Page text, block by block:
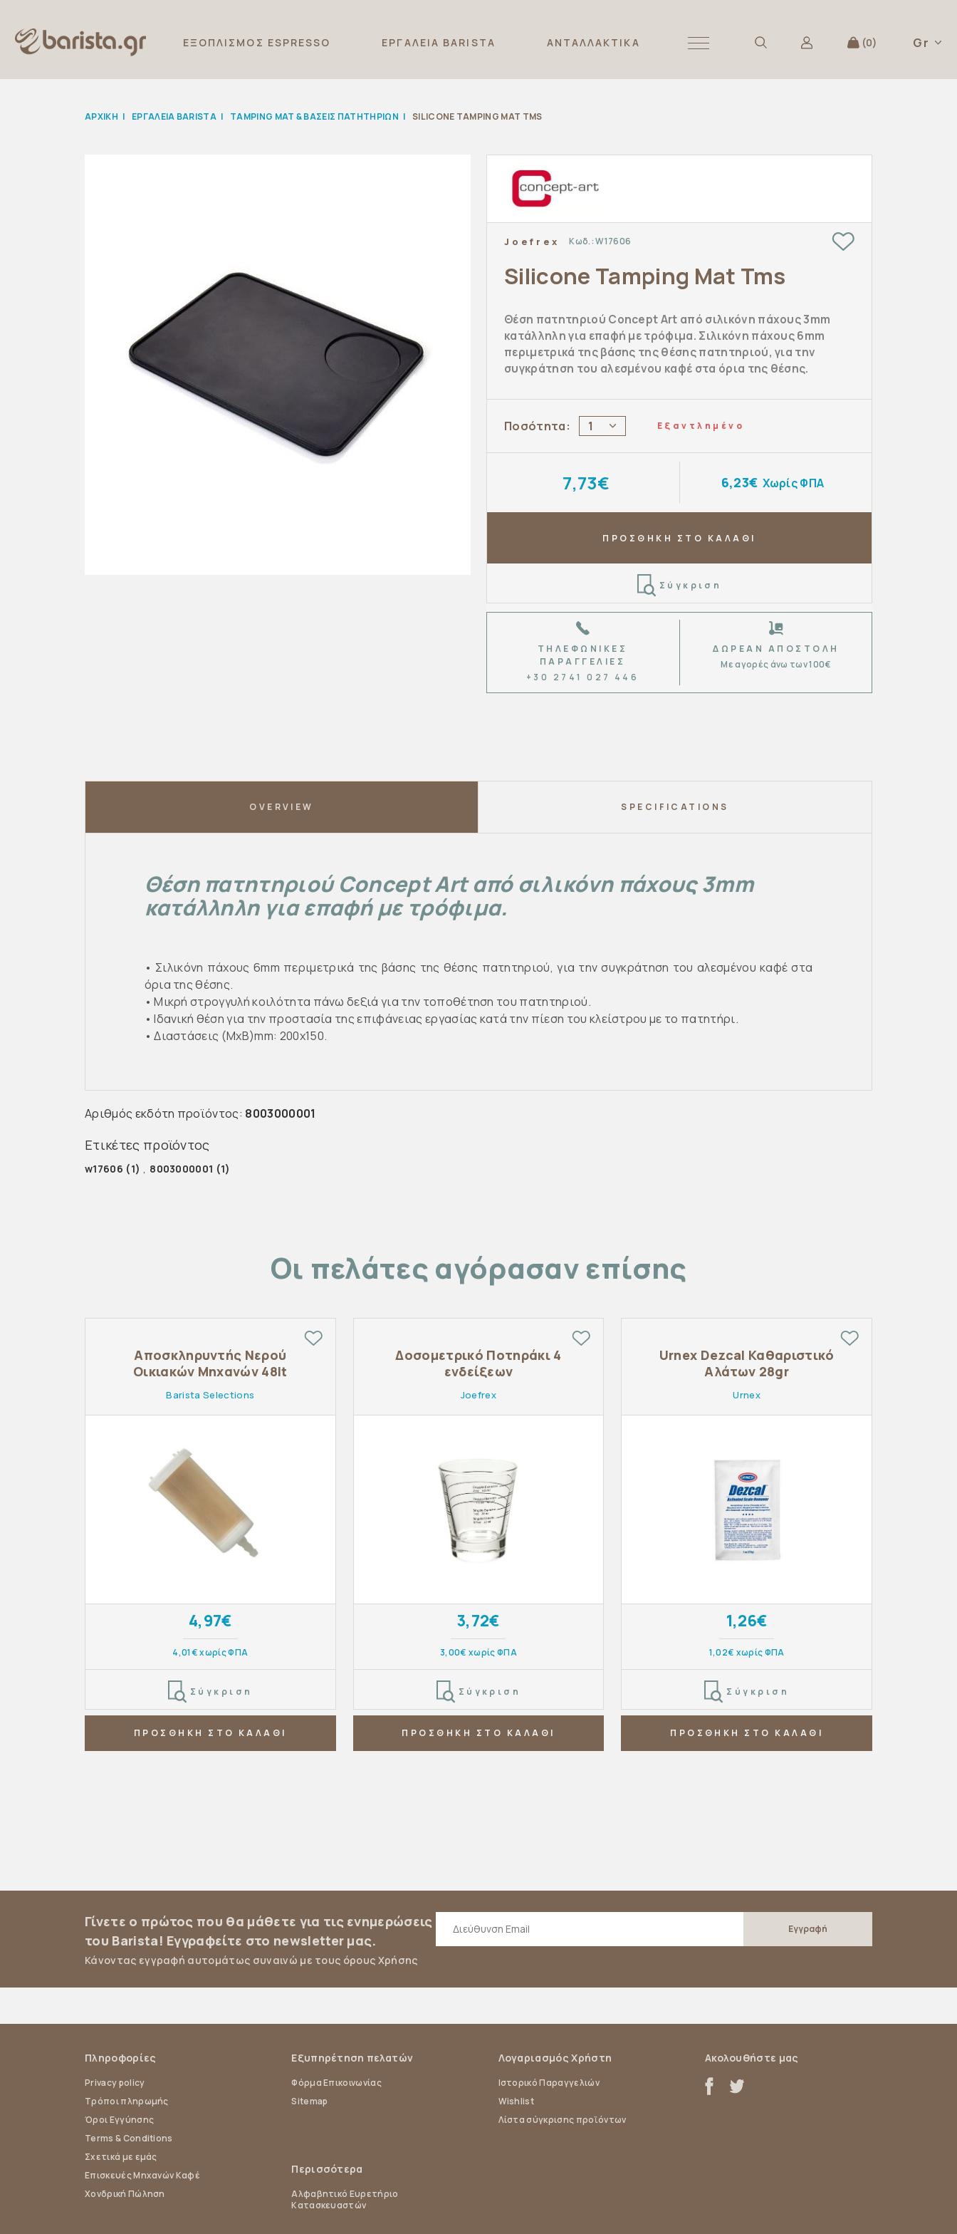
ΕΞΟΠΛΙΣΜΟΣ ESPRESSO ΕΡΓΑΛΕΙΑ BARISTA ΑΝΤΑΛΛΑΚΤΙΚΑ 0 Gr
ΑΡΧΙΚΉ | ΕΡΓΑΛΕΙΑ BARISTA | TAMPING MAT & ΒΑΣΕΙΣ ΠΑΤΗΤΗΡΙΩΝ | SILICONE TAMPING MAT TMS
Joefrex Κωδ.:W17606
Silicone Tamping Mat Tms
Θέση πατητηριού Concept Art από σιλικόνη πάχους 3mm
κατάλληλη για επαφή με τρόφιμα. Σιλικόνη πάχους 6mm
περιμετρικά της βάσης της θέσης πατητηριού, για την
συγκράτηση του αλεσμένου καφέ στα όρια της θέσης.
Ποσότητα: 1 Εξαντλημένο
7,73€ 6,23€ Χωρίς ΦΠΑ
ΠΡΟΣΘΗΚΗ ΣΤΟ ΚΑΛΑΘΙ
Σύγκριση
ΤΗΛΕΦΩΝΙΚΈΣ
ΠΑΡΑΓΓΕΛΊΕΣ
+30 2741 027 446
ΔΩΡΕΆΝ ΑΠΟΣΤΟΛΉ
Με αγορές άνω των 100€
OVERVIEW
Θέση πατητηριού Concept Art από σιλικόνη πάχους 3mm
κατάλληλη για επαφή με τρόφιμα.
• Σιλικόνη πάχους 6mm περιμετρικά της βάσης της θέσης πατητηριού, για την συγκράτηση του αλεσμένου καφέ στα
όρια της θέσης.
• Μικρή στρογγυλή κοιλότητα πάνω δεξιά για την τοποθέτηση του πατητηριού.
• Ιδανική θέση για την προστασία της επιφάνειας εργασίας κατά την πίεση του κλείστρου με το πατητήρι.
• Διαστάσεις (ΜxB)mm: 200x150.
SPECIFICATIONS
Αριθμός εκδότη προϊόντος: 8003000001
Ετικέτες προϊόντος
w17606 (1) 8003000001 (1)
Οι πελάτες αγόρασαν επίσης
Αποσκληρυντής Νερού
Οικιακών Μηχανών 48lt
Barista Selections
4,97€
4,01€ χωρίς ΦΠΑ
Σύγκριση
ΠΡΟΣΘΗΚΗ ΣΤΟ ΚΑΛΑΘΙ
Δοσομετρικό Ποτηράκι 4
ενδείξεων
Joefrex
3,72€
3,00€ χωρίς ΦΠΑ
Σύγκριση
ΠΡΟΣΘΗΚΗ ΣΤΟ ΚΑΛΑΘΙ
Urnex Dezcal Καθαριστικό
Αλάτων 28gr
Urnex
1,26€
1,02€ χωρίς ΦΠΑ
Σύγκριση
ΠΡΟΣΘΗΚΗ ΣΤΟ ΚΑΛΑΘΙ
Γίνετε ο πρώτος που θα μάθετε για τις ενημερώσεις
του Barista! Εγγραφείτε στο newsletter μας.
Κάνοντας εγγραφή αυτομάτως συναινώ με τους όρους Χρήσης
Πληροφορίες
Privacy policy
Τρόποι πληρωμής
Όροι Εγγύησης
Terms & Conditions
Σχετικά με εμάς
Επισκευές Μηχανών Καφέ
Χονδρική Πώληση
Εξυπηρέτηση πελατών
Φόρμα Επικοινωνίας
Sitemap
Περισσότερα
Αλφαβητικό Ευρετήριο
Κατασκευαστών
Λογαριασμός Χρήστη
Ιστορικό Παραγγελιών
Wishlist
Λίστα σύγκρισης προϊόντων
Ακολουθήστε μας